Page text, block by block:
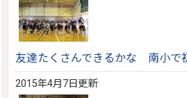
友達たくさんできるかな 南小で
2015年4月7日更新